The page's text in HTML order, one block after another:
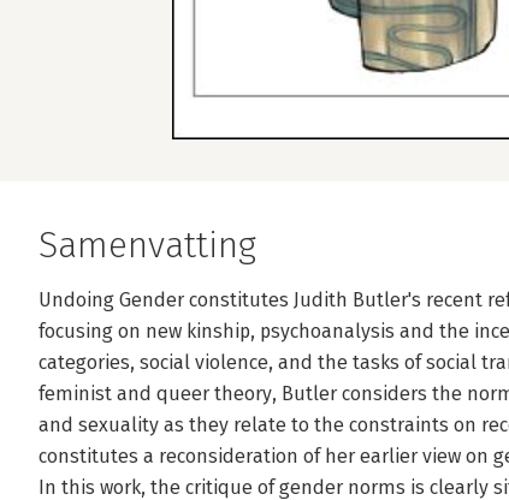
Samenvatting
Undoing Gender constitutes Judith Butler's recent
focusing on new kinship, psychoanalysis and the
categories, social violence, and the tasks of social
feminist and queer theory, Butler considers the
and sexuality as they relate to the constraints on
constitutes a reconsideration of her earlier view on
In this work, the critique of gender norms is clearly